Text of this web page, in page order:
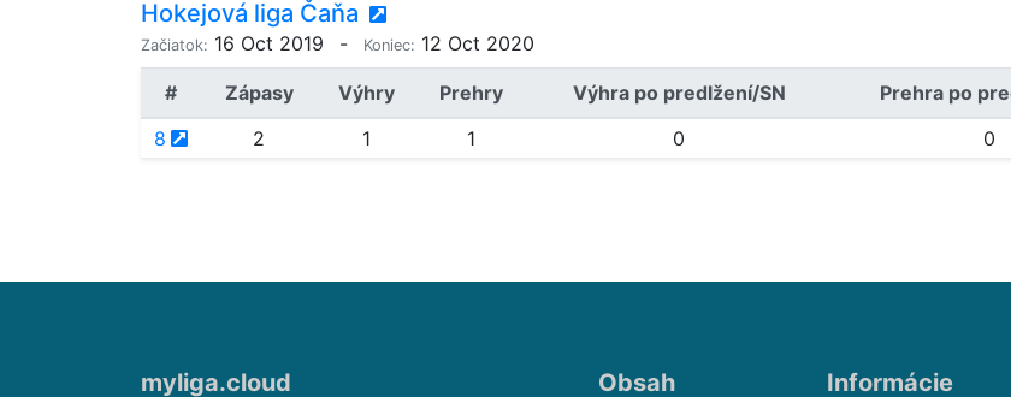
Hokejová liga Čaňa
Začiatok: 16 Oct 2019 - Koniec: 12 Oct 2020
# Zápasy Výhry Prehry Výhra po predlžení/SN Prehra po
8
2 1 1 0 0
myliga.cloud Obsah Informácie